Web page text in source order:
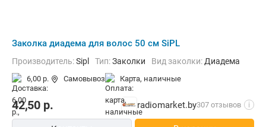
Заколка диадема для волос 50 см SiPL
Производитель:Sipl Тип:Заколки Вид заколки: Диадема
6,00 р. Самовывоз карта, наличные
42,50 р. radiomarket.by307 отзывов i